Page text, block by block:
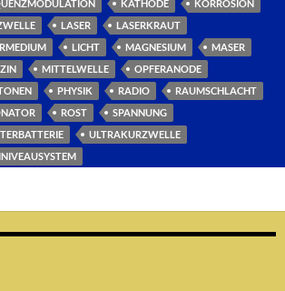
KATHODE
KORROSION
LASER
LASERKRAUT
LICHT MAGNESIUM
MASER
MITTELWELLE
OPFERANODE
PHYSIK RADIO
RAUMSCHLACHT
ROST
SPANNUNG
ULTRAKURZWELLE